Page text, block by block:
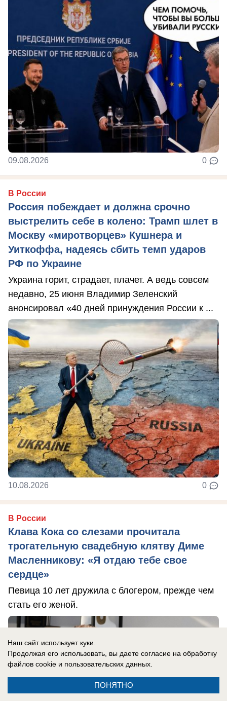
09.08.2026 0
В России
Россия побеждает и должна срочно
выстрелить себе в колено: Трамп шлет в
Москву «миротворцев» Кушнера и
Уиткоффа, надеясь сбить темп ударов
РФ по Украине
Украина горит, страдает, плачет. А ведь совсем
недавно, 25 июня Владимир Зеленский
анонсировал «40 дней принуждения России к ...
10.08.2026 0
В России
Клава Кока со слезами прочитала
трогательную свадебную клятву Диме
Масленникову: «Я отдаю тебе свое
сердце»
Певица 10 лет дружила с блогером, прежде чем
стать его женой.
Наш сайт использует куки.
Продолжая его использовать, вы даете согласие на обработку
файлов cookie и пользовательских данных.
ПОНЯТНО